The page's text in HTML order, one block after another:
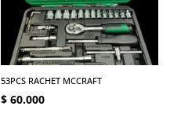
53PCS RACHET MCCRAFT
$ 60.000